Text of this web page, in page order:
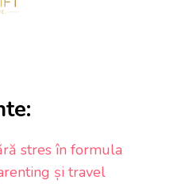
stres în formula
și travel